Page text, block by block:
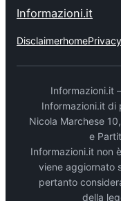
Informazioni.it
Disclaimerhome
Informazioni.it
Informazioni.it di
Nicola Marchese
e
Informazioni.it non
viene aggiornato
pertanto
della